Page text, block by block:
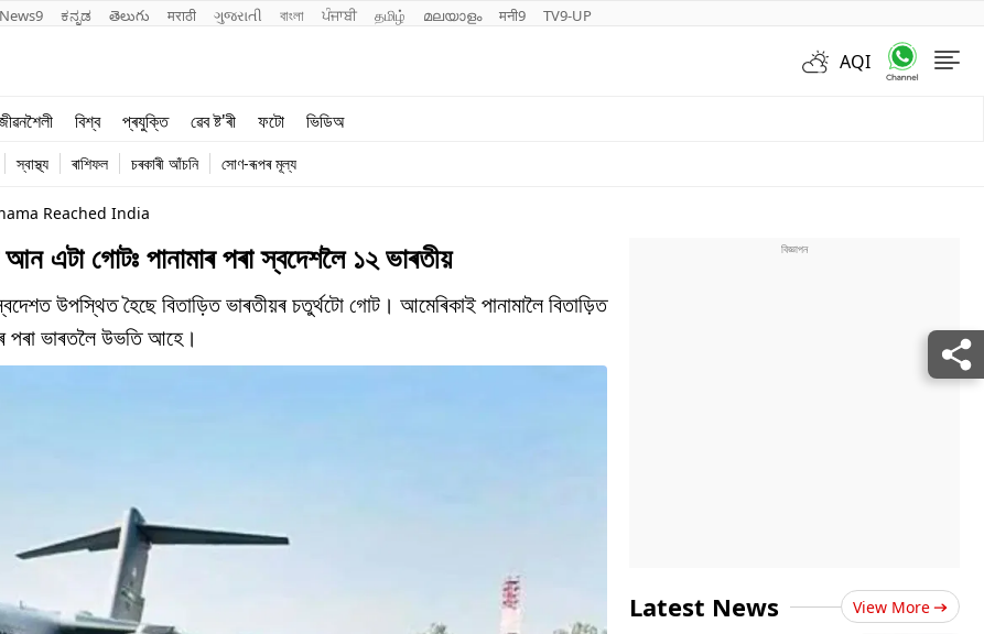
News9 ಕನ್ನಡ తెలుగు मराठी ગુજરાતી বাংলা ਪੰਜਾਬੀ தமிழ் മലയാളം मनी9 TV9-UP
AQI
বিশ্ব প্ৰযুক্তি ৱেব ষ্ট'ৰী ফটো ভিডিঅ
খেল
জীৱনশৈলী
স্বাস্থ্য ৰাশিফল চৰকাৰী আঁচনি সোণ-ৰূপৰ মূল্য
Reached India
এটা গোটঃ পানামাৰ পৰা স্বদেশলৈ ১২ ভাৰতীয়
উপস্থিত হৈছে বিতাড়িত ভাৰতীয়ৰ চতুৰ্থটো গোট। আমেৰিকাই পানামালৈ বিতাড়িত
পৰা ভাৰতলৈ উভতি আহে।
Latest News View More